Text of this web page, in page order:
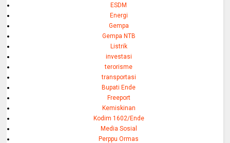
ESDM
Energi
Gempa
Gempa NTB
Listrik
investasi
terorisme
transportasi
Bupati Ende
Freeport
Kemiskinan
Kodim 1602/Ende
Media Sosial
Perppu Ormas